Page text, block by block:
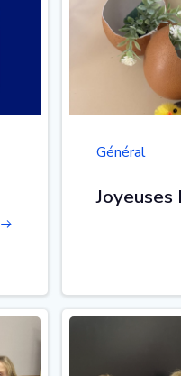
Général
Joyeuses